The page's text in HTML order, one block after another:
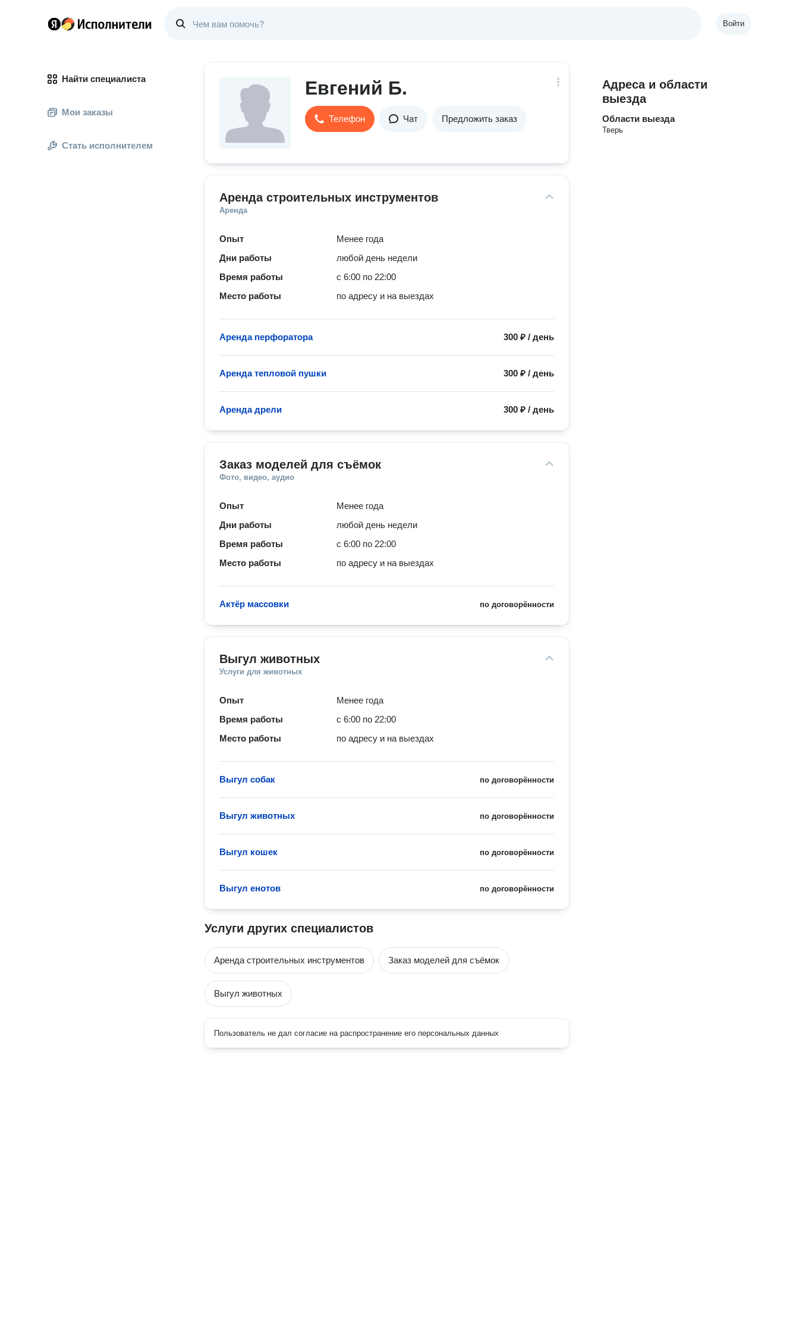
Войти
Найти специалиста
Мои заказы
Стать исполнителем
Евгений Б.
Телефон Чат Предложить заказ
Аренда строительных инструментов
Аренда
Опыт
Менее года
Дни работы
любой день недели
Время работы
с 6:00 по 22:00
Место работы
по адресу и на выездах
300 ₽ /день
Аренда перфоратора
300 ₽ /день
Аренда тепловой пушки
300 ₽ /день
Аренда дрели
Заказ моделей для съёмок
Фото, видео, аудио
Опыт
Менее года
Дни работы
любой день недели
Время работы
с 6:00 по 22:00
Место работы
по адресу и на выездах
по договорённости
Актёр массовки
Выгул животных
Услуги для животных
Опыт
Менее года
Время работы
с 6:00 по 22:00
Место работы
по адресу и на выездах
по договорённости
Выгул собак
по договорённости
Выгул животных
по договорённости
Выгул кошек
по договорённости
Выгул енотов
Услуги других специалистов
Аренда строительных инструментов Заказ моделей для съёмок
Выгул животных
Пользователь не дал согласие на распространение его персональных данных
Адреса и области
выезда
Области выезда
Тверь